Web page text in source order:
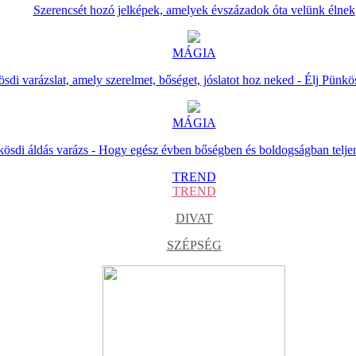
Szerencsét hozó jelképek, amelyek évszázadok óta velünk élnek
MÁGIA
varázslat, amely szerelmet, bőséget, jóslatot hoz neked - Élj
MÁGIA
áldás varázs - Hogy egész évben bőségben és boldogságban
TREND
TREND
DIVAT
SZÉPSÉG